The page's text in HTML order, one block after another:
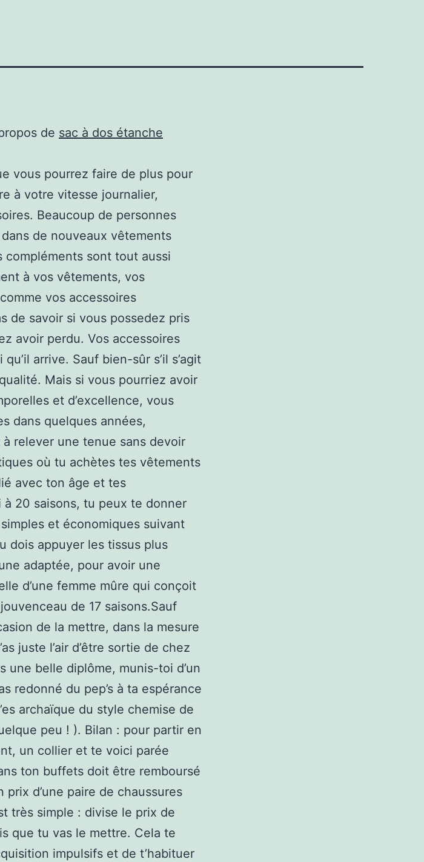
de sac à dos étanche
vous pourrez faire de plus pour
à votre vitesse journalier,
Beaucoup de personnes
de nouveaux vêtements
sont tout aussi
à vos vêtements, vos
vos accessoires
de savoir si vous possedez pris
avoir perdu. Vos accessoires
arrive. Sauf bien-sûr s’il s’agit
Mais si vous pourriez avoir
et d’excellence, vous
dans quelques années,
relever une tenue sans devoir
où tu achètes tes vêtements
avec ton âge et tes
20 saisons, tu peux te donner
et économiques suivant
dois appuyer les tissus plus
adaptée, pour avoir une
d’une femme mûre qui conçoit
de 17 saisons.Sauf
de la mettre, dans la mesure
juste l’air d’être sortie de chez
une belle diplôme, munis-toi d’un
redonné du pep’s à ta espérance
archaïque du style chemise de
peu ! ). Bilan : pour partir en
un collier et te voici parée
ton buffets doit être remboursé
d’une paire de chaussures
très simple : divise le prix de
que tu vas le mettre. Cela te
impulsifs et de t’habituer